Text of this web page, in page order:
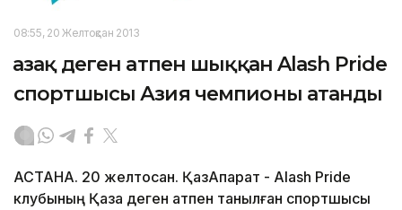
08:55, 20 Желтоқсан 2013
Қазақ деген атпен шыққан Alash Pride
спортшысы Азия чемпионы атанды
АСТАНА. 20 желтоқсан. ҚазАқпарат - Alash Pride
клубының Қазақ деген атпен танылған спортшысы